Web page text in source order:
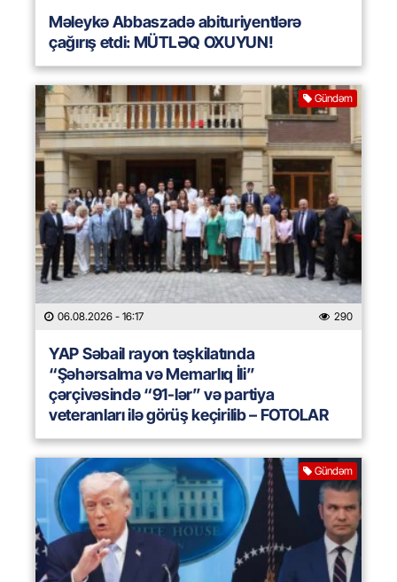
Məleykə Abbaszadə abituriyentlərə
çağırış etdi: MÜTLƏQ OXUYUN!
Gündəm
06.08.2026 - 16:17 290
YAP Səbail rayon təşkilatında
“Şəhərsalma və Memarlıq İli”
çərçivəsində “91-lər” və partiya
veteranları ilə görüş keçirilib – FOTOLAR
Gündəm